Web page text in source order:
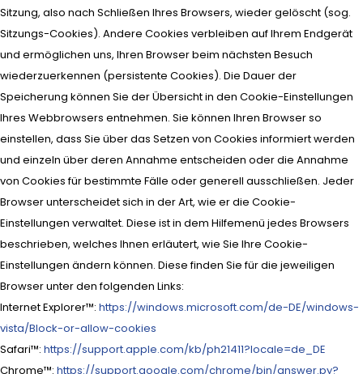
Sitzung, also nach Schließen Ihres Browsers, wieder gelöscht (sog.
Sitzungs-Cookies). Andere Cookies verbleiben auf Ihrem Endgerät
und ermöglichen uns, Ihren Browser beim nächsten Besuch
wiederzuerkennen (persistente Cookies). Die Dauer der
Speicherung können Sie der Übersicht in den Cookie-Einstellungen
Ihres Webbrowsers entnehmen. Sie können Ihren Browser so
einstellen, dass Sie über das Setzen von Cookies informiert werden
und einzeln über deren Annahme entscheiden oder die Annahme
von Cookies für bestimmte Fälle oder generell ausschließen. Jeder
Browser unterscheidet sich in der Art, wie er die Cookie-
Einstellungen verwaltet. Diese ist in dem Hilfemenü jedes Browsers
beschrieben, welches Ihnen erläutert, wie Sie Ihre Cookie-
Einstellungen ändern können. Diese finden Sie für die jeweiligen
Browser unter den folgenden Links:
Internet Explorer™: https://windows.microsoft.com/de-DE/windows-
vista/Block-or-allow-cookies
Safari™: https://support.apple.com/kb/ph21411?locale=de_DE
Chrome™: https://support.google.com/chrome/bin/answer.py?